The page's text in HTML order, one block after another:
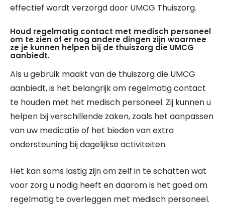
effectief wordt verzorgd door UMCG Thuiszorg.
Houd regelmatig contact met medisch personeel
om te zien of er nog andere dingen zijn waarmee
ze je kunnen helpen bij de thuiszorg die UMCG
aanbiedt.
Als u gebruik maakt van de thuiszorg die UMCG
aanbiedt, is het belangrijk om regelmatig contact
te houden met het medisch personeel. Zij kunnen u
helpen bij verschillende zaken, zoals het aanpassen
van uw medicatie of het bieden van extra
ondersteuning bij dagelijkse activiteiten.
Het kan soms lastig zijn om zelf in te schatten wat
voor zorg u nodig heeft en daarom is het goed om
regelmatig te overleggen met medisch personeel.